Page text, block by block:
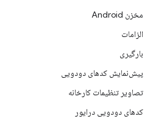
مخزن Android
الزامات
بارگیری
پیش‌نمایش کدهای دودویی
تصاویر تنظیمات کارخانه
کدهای دودویی درایور